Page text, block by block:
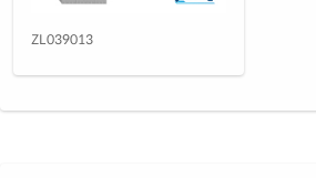
ZL039013